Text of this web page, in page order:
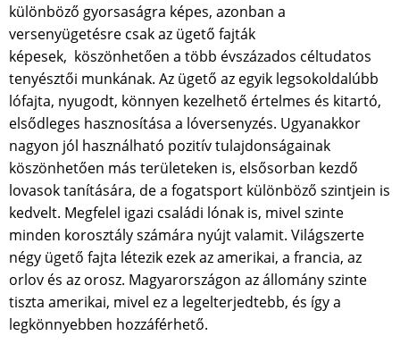
különböző gyorsaságra képes, azonban a
versenyügetésre csak az ügető fajták
képesek, köszönhetően a több évszázados céltudatos
tenyésztői munkának. Az ügető az egyik legsokoldalúbb
lófajta, nyugodt, könnyen kezelhető értelmes és kitartó,
elsődleges hasznosítása a lóversenyzés. Ugyanakkor
nagyon jól használható pozitív tulajdonságainak
köszönhetően más területeken is, elsősorban kezdő
lovasok tanítására, de a fogatsport különböző szintjein is
kedvelt. Megfelel igazi családi lónak is, mivel szinte
minden korosztály számára nyújt valamit. Világszerte
négy ügető fajta létezik ezek az amerikai, a francia, az
orlov és az orosz. Magyarországon az állomány szinte
tiszta amerikai, mivel ez a legelterjedtebb, és így a
legkönnyebben hozzáférhető.